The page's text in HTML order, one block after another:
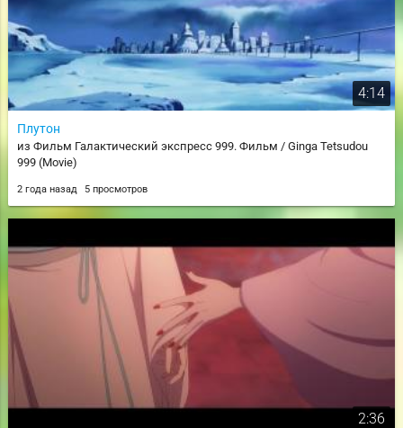
4:14
Плутон
из Фильм Галактический экспресс 999. Фильм / Ginga Tetsudou
999 (Movie)
2 года назад 5 просмотров
2:36